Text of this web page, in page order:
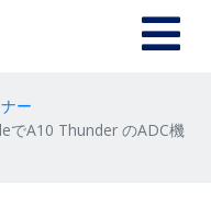
ー
でA10 Thunder のADC機